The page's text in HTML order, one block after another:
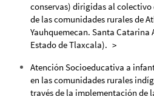
conservas) dirigidas al colectivo
de las comunidades rurales de
Yauhquemecan. Santa Catarina
Estado de Tlaxcala).
Atención Socioeducativa a
en las comunidades rurales
través de la implementación de